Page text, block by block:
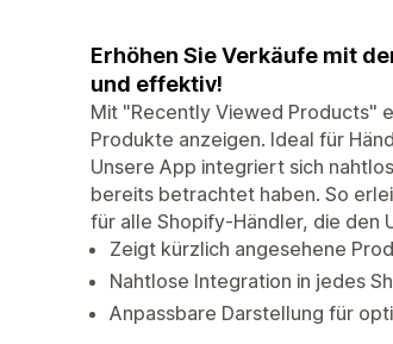
Erhöhen Sie Verkäufe mit
und effektiv!
Mit "Recently Viewed Products"
Produkte anzeigen. Ideal für
Unsere App integriert sich
bereits betrachtet haben. So
für alle Shopify-Händler, die den
Zeigt kürzlich angesehene
Nahtlose Integration in jedes
Anpassbare Darstellung für